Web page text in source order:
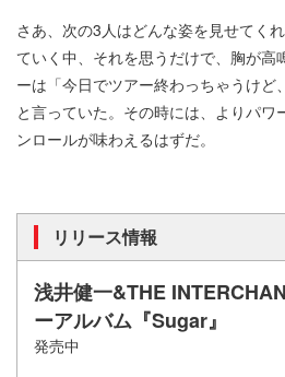
さあ、次の3人はどんな姿を見せて
ていく中、それを思うだけで、胸が高
ーは「今日でツアー終わっちゃうけど
と言っていた。その時には、よりパワ
ンロールが味わえるはずだ。
リリース情報
浅井健一&THE
ーアルバム『Sugar』
発売中